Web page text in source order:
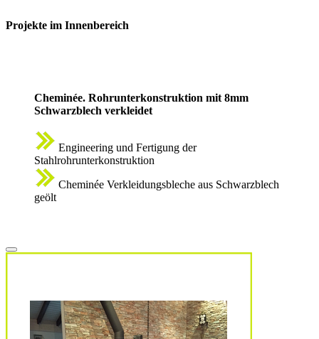
Projekte im Innenbereich
Cheminée. Rohrunterkonstruktion mit 8mm
Schwarzblech verkleidet
Engineering und Fertigung der
Stahlrohrunterkonstruktion
Cheminée Verkleidungsbleche aus Schwarzblech
geölt